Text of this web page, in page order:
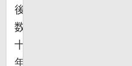
後
数
十
年